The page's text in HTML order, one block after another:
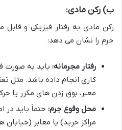
ب) رکن مادی:
رکن مادی به رفتار فیزیکی و
جرم را نشان می دهد:
رفتار مجرمانه: باید به صورت
کاری انجام داده باشد. مثل
معبر، بوق زدن های مکرر یا
محل وقوع جرم: حتماً باید در
مراکز خرید) یا معابر (خیابان